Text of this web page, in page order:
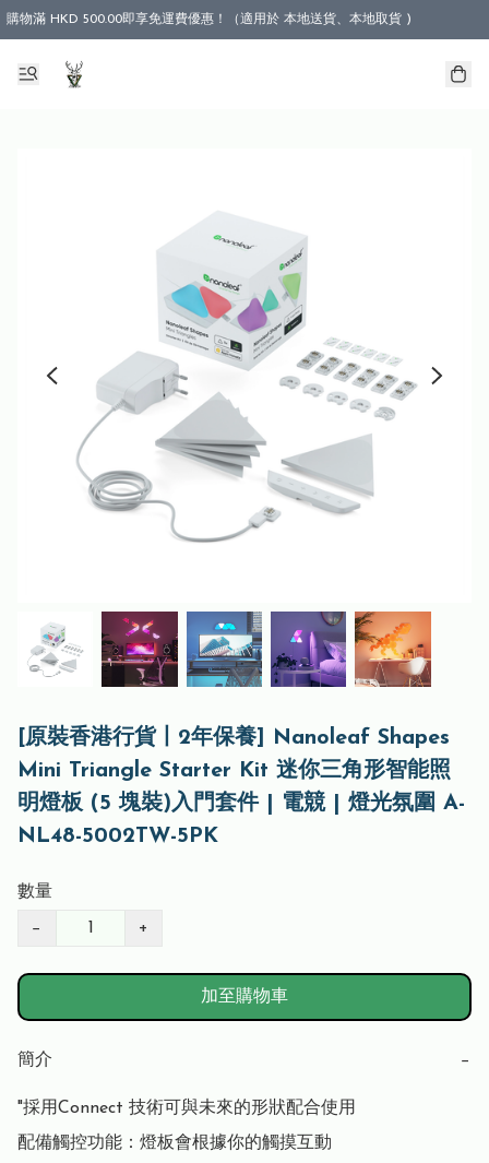
購物滿 HKD 500.00即享免運費優惠！（適用於 本地送貨、本地取貨 )
[原裝香港行貨丨2年保養] Nanoleaf Shapes
Mini Triangle Starter Kit 迷你三角形智能照
明燈板 (5 塊裝)入門套件 | 電競 | 燈光氛圍 A-
NL48-5002TW-5PK
數量
− +
加至購物車
簡介 −
"採用Connect 技術可與未來的形狀配合使用
配備觸控功能：燈板會根據你的觸摸互動